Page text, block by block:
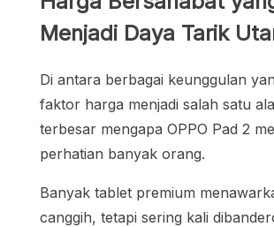
Menjadi Daya Tarik
Di antara berbagai keunggulan
faktor harga menjadi salah satu
terbesar mengapa OPPO Pad 2
perhatian banyak orang.
Banyak tablet premium
canggih, tetapi sering kali